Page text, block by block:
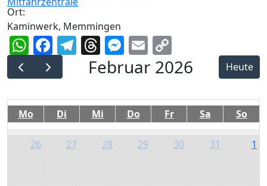
Ort:
Kaminwerk, Memmingen
WhatsApp
Facebook
Telegram
Threads
Messenger
Email
Link
Februar 2026 Heute
Mo Di Mi Do Fr Sa So
26 27 28 29 30 31 1